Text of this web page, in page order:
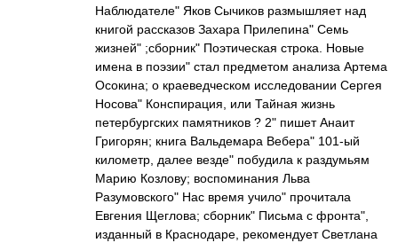
Наблюдателе" Яков Сычиков размышляет над
книгой рассказов Захара Прилепина" Семь
жизней" ;сборник" Поэтическая строка. Новые
имена в поэзии" стал предметом анализа Артема
Осокина; о краеведческом исследовании Сергея
Носова" Конспирация, или Тайная жизнь
петербургских памятников ? 2" пишет Анаит
Григорян; книга Вальдемара Вебера" 101-ый
километр, далее везде" побудила к раздумьям
Марию Козлову; воспоминания Льва
Разумовского" Нас время учило" прочитала
Евгения Щеглова; сборник" Письма с фронта",
изданный в Краснодаре, рекомендует Светлана